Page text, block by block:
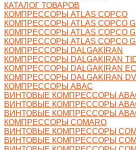
КАТАЛОГ ТОВАРОВ
КОМПРЕССОРЫ ATLAS COPCO
КОМПРЕССОРЫ ATLAS COPCO G
КОМПРЕССОРЫ ATLAS COPCO G
КОМПРЕССОРЫ ATLAS COPCO G
КОМПРЕССОРЫ DALGAKIRAN
КОМПРЕССОРЫ DALGAKIRAN
КОМПРЕССОРЫ DALGAKIRAN
КОМПРЕССОРЫ DALGAKIRAN
КОМПРЕССОРЫ ABAC
ВИНТОВЫЕ КОМПРЕССОРЫ ABAC
ВИНТОВЫЕ КОМПРЕССОРЫ
ВИНТОВЫЕ КОМПРЕССОРЫ
КОМПРЕССОРЫ COMARO
ВИНТОВЫЕ КОМПРЕССОРЫ
ВИНТОВЫЕ КОМПРЕССОРЫ